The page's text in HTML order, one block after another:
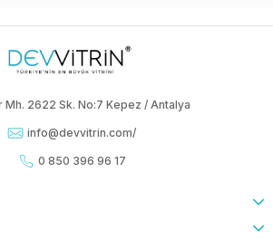
Mh. 2622 Sk. No:7 Kepez / Antalya
info@devvitrin.com/
0 850 396 96 17